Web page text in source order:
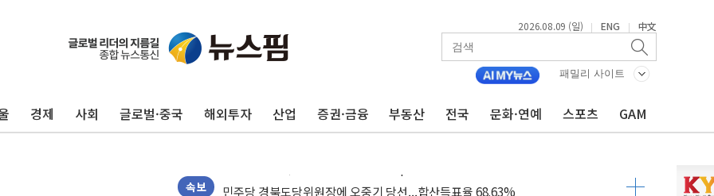
2026.08.09 (일) | ENG | 中文
패밀리 사이트
경제 사회 글로벌·중국 해외투자 산업 증권·금융 부동산 전국 문화·연예 스포츠 GAM
속보
125mm 폭우 쏟아진 울진...'두천~하당'·'올미골교' 차량 통행 선제 제한
포항 블루밸리 국가산단에 '철강 AI융합실증센터' 들어선다
상주 낙동강 선착장 하류서 50대 숨진 채 발견...경찰, 조사 중
민주당 경북도당위원장에 오중기 당선...합산득표율 68.63%